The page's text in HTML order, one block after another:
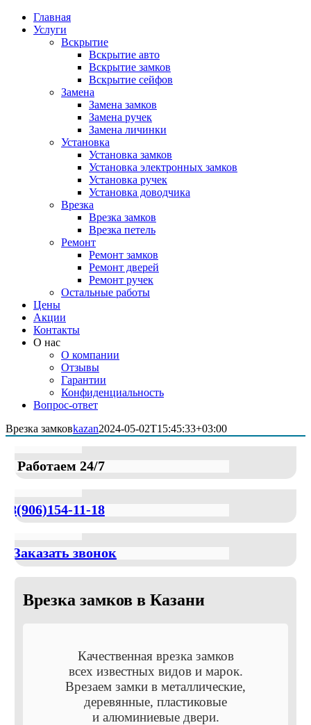
Главная
Услуги
Вскрытие
Вскрытие авто
Вскрытие замков
Вскрытие сейфов
Замена
Замена замков
Замена ручек
Замена личинки
Установка
Установка замков
Установка электронных замков
Установка ручек
Установка доводчика
Врезка
Врезка замков
Врезка петель
Ремонт
Ремонт замков
Ремонт дверей
Ремонт ручек
Остальные работы
Цены
Акции
Контакты
О нас
О компании
Отзывы
Гарантии
Конфиденциальность
Вопрос-ответ
Врезка замковkazan2024-05-02T15:45:33+03:00
Работаем 24/7
8(906)154-11-18
Заказать звонок
Врезка замков в Казани
Качественная врезка замков
всех известных видов и марок.
Врезаем замки в металлические,
деревянные, пластиковые
и алюминиевые двери.